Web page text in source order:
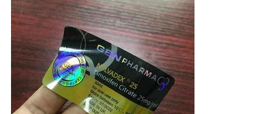
地
図
PRIVACY
POLICY